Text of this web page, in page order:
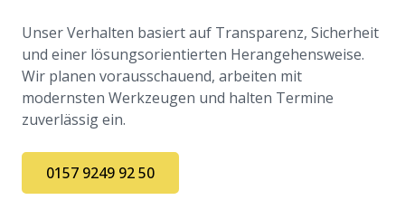
Unser Verhalten basiert auf Transparenz, Sicherheit
und einer lösungsorientierten Herangehensweise.
Wir planen vorausschauend, arbeiten mit
modernsten Werkzeugen und halten Termine
zuverlässig ein.
0157 9249 92 50